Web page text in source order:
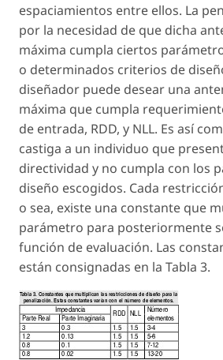
espaciamientos entre ellos. La
por la necesidad de que dicha
máxima cumpla ciertos
o determinados criterios de
diseñador puede desear una
máxima que cumpla
de entrada, RDD, y NLL. Es así
castiga a un individuo que
directividad y no cumpla con los
diseño escogidos. Cada
o sea, existe una constante que
parámetro para posteriormente
función de evaluación. Las
están consignadas en la Tabla 3.